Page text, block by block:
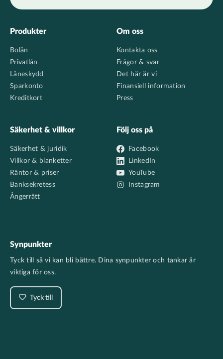
Footer
Produkter
Bolån
Privatlån
Låneskydd
Sparkonto
Kreditkort
Om oss
Kontakta oss
Frågor & svar
Det här är vi
Finansiell information
Press
Säkerhet & villkor
Säkerhet & juridik
Villkor & blanketter
Räntor & priser
Banksekretess
Ångerrätt
Följ oss på
Facebook
LinkedIn
YouTube
Instagram
Synpunkter
Tyck till så vi kan bli bättre. Dina synpunkter och tankar är
viktiga för oss.
Tyck till